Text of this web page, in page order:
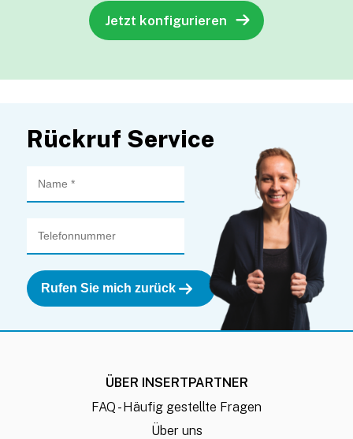
Jetzt konfigurieren
Rückruf Service
ÜBER INSERTPARTNER
FAQ - Häufig gestellte Fragen
Über uns